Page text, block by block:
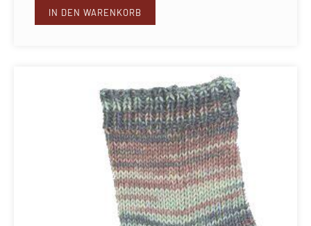
IN DEN WARENKORB